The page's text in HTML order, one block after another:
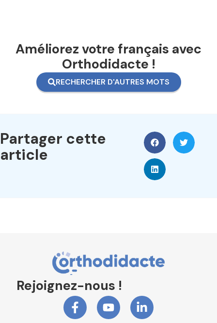
Améliorez votre français avec
Orthodidacte !
RECHERCHER D'AUTRES MOTS
Partager cette
article
Rejoignez-nous !